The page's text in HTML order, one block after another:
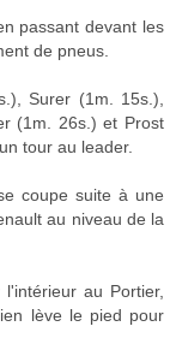
passant devant les
de pneus.
Surer (1m. 15s.),
(1m. 26s.) et Prost
tour au leader.
coupe suite à une
au niveau de la
au Portier,
lève le pied pour